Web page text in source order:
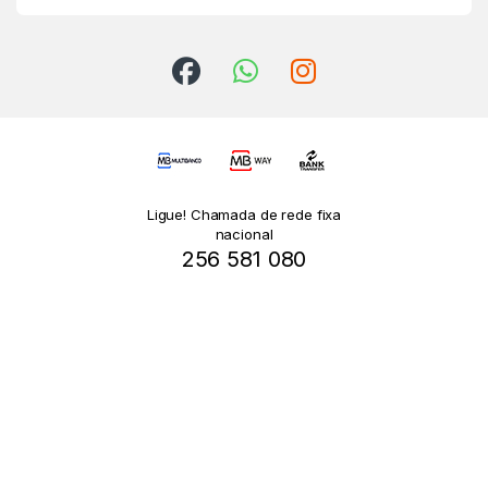
Ligue! Chamada de rede fixa
nacional
256 581 080